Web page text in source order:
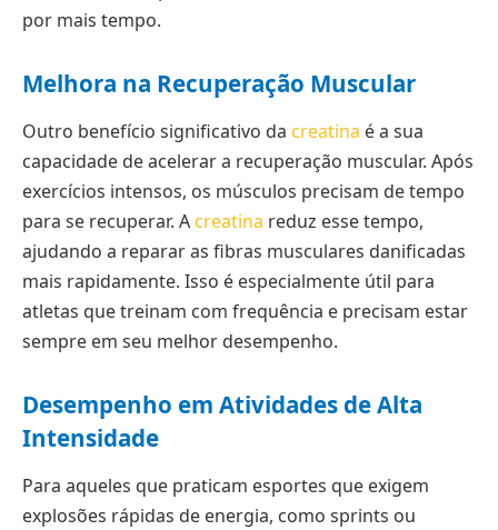
por mais tempo.
Melhora na Recuperação Muscular
Outro benefício significativo da creatina é a sua
capacidade de acelerar a recuperação muscular. Após
exercícios intensos, os músculos precisam de tempo
para se recuperar. A creatina reduz esse tempo,
ajudando a reparar as fibras musculares danificadas
mais rapidamente. Isso é especialmente útil para
atletas que treinam com frequência e precisam estar
sempre em seu melhor desempenho.
Desempenho em Atividades de Alta
Intensidade
Para aqueles que praticam esportes que exigem
explosões rápidas de energia, como sprints ou